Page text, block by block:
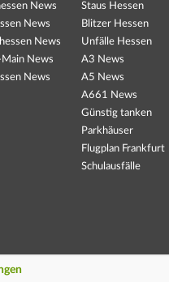
News
News
News
Main News
News
Staus Hessen
Blitzer Hessen
Unfälle Hessen
A3 News
A5 News
A661 News
Günstig tanken
Parkhäuser
Flugplan Frankfurt
Schulausfälle